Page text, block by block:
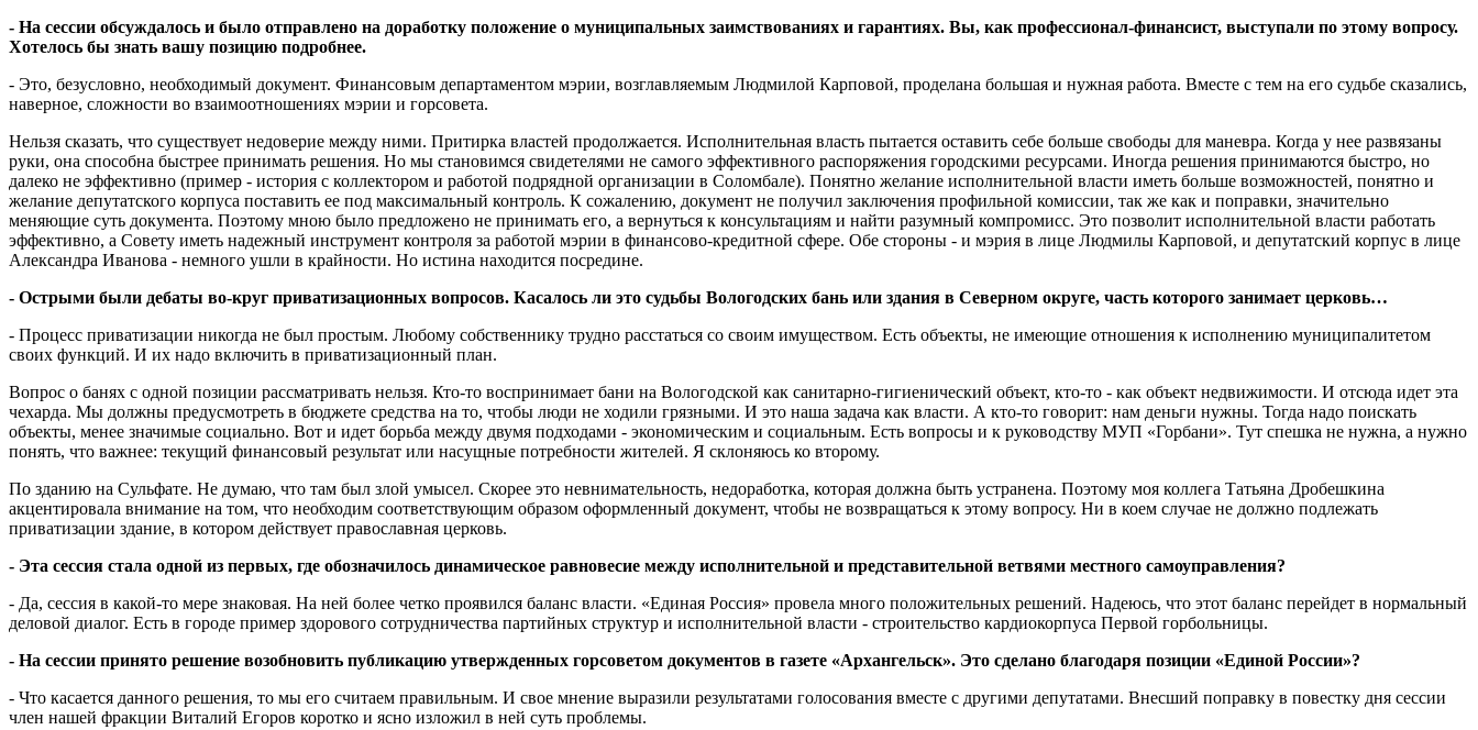
- На сессии обсуждалось и было отправлено на доработку положение о муниципальных заимствованиях и гарантиях. Вы, как профессионал-финансист, выступали по этому вопросу.
Хотелось бы знать вашу позицию подробнее.
- Это, безусловно, необходимый документ. Финансовым департаментом мэрии, возглавляемым Людмилой Карповой, проделана большая и нужная работа. Вместе с тем на его судьбе сказались,
наверное, сложности во взаимоотношениях мэрии и горсовета.
Нельзя сказать, что существует недоверие между ними. Притирка властей продолжается. Исполнительная власть пытается оставить себе больше свободы для маневра. Когда у нее развязаны
руки, она способна быстрее принимать решения. Но мы становимся свидетелями не самого эффективного распоряжения городскими ресурсами. Иногда решения принимаются быстро, но
далеко не эффективно (пример - история с коллектором и работой подрядной организации в Соломбале). Понятно желание исполнительной власти иметь больше возможностей, понятно и
желание депутатского корпуса поставить ее под максимальный контроль. К сожалению, документ не получил заключения профильной комиссии, так же как и поправки, значительно
меняющие суть документа. Поэтому мною было предложено не принимать его, а вернуться к консультациям и найти разумный компромисс. Это позволит исполнительной власти работать
эффективно, а Совету иметь надежный инструмент контроля за работой мэрии в финансово-кредитной сфере. Обе стороны - и мэрия в лице Людмилы Карповой, и депутатский корпус в лице
Александра Иванова - немного ушли в крайности. Но истина находится посредине.
- Острыми были дебаты во-круг приватизационных вопросов. Касалось ли это судьбы Вологодских бань или здания в Северном округе, часть которого занимает церковь…
- Процесс приватизации никогда не был простым. Любому собственнику трудно расстаться со своим имуществом. Есть объекты, не имеющие отношения к исполнению муниципалитетом
своих функций. И их надо включить в приватизационный план.
Вопрос о банях с одной позиции рассматривать нельзя. Кто-то воспринимает бани на Вологодской как санитарно-гигиенический объект, кто-то - как объект недвижимости. И отсюда идет эта
чехарда. Мы должны предусмотреть в бюджете средства на то, чтобы люди не ходили грязными. И это наша задача как власти. А кто-то говорит: нам деньги нужны. Тогда надо поискать
объекты, менее значимые социально. Вот и идет борьба между двумя подходами - экономическим и социальным. Есть вопросы и к руководству МУП «Горбани». Тут спешка не нужна, а нужно
понять, что важнее: текущий финансовый результат или насущные потребности жителей. Я склоняюсь ко второму.
По зданию на Сульфате. Не думаю, что там был злой умысел. Скорее это невнимательность, недоработка, которая должна быть устранена. Поэтому моя коллега Татьяна Дробешкина
акцентировала внимание на том, что необходим соответствующим образом оформленный документ, чтобы не возвращаться к этому вопросу. Ни в коем случае не должно подлежать
приватизации здание, в котором действует православная церковь.
- Эта сессия стала одной из первых, где обозначилось динамическое равновесие между исполнительной и представительной ветвями местного самоуправления?
- Да, сессия в какой-то мере знаковая. На ней более четко проявился баланс власти. «Единая Россия» провела много положительных решений. Надеюсь, что этот баланс перейдет в нормальный
деловой диалог. Есть в городе пример здорового сотрудничества партийных структур и исполнительной власти - строительство кардиокорпуса Первой горбольницы.
- На сессии принято решение возобновить публикацию утвержденных горсоветом документов в газете «Архангельск». Это сделано благодаря позиции «Единой России»?
- Что касается данного решения, то мы его считаем правильным. И свое мнение выразили результатами голосования вместе с другими депутатами. Внесший поправку в повестку дня сессии
член нашей фракции Виталий Егоров коротко и ясно изложил в ней суть проблемы.